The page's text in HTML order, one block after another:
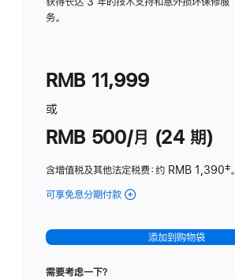
务。
RMB 11,999
或
RMB 500/月 (24 期)
含增值税及其他法定税费：约 RMB 1,390脚
‡。
可享免息分期付款 (Studio
-
标
添加到购物袋
需要考虑一下？